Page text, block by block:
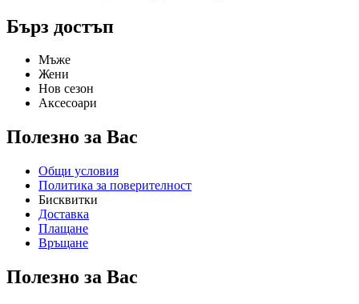
Бърз достъп
Мъже
Жени
Нов сезон
Аксесоари
Полезно за Вас
Общи условия
Политика за поверителност
Бисквитки
Доставка
Плащане
Връщане
Полезно за Вас